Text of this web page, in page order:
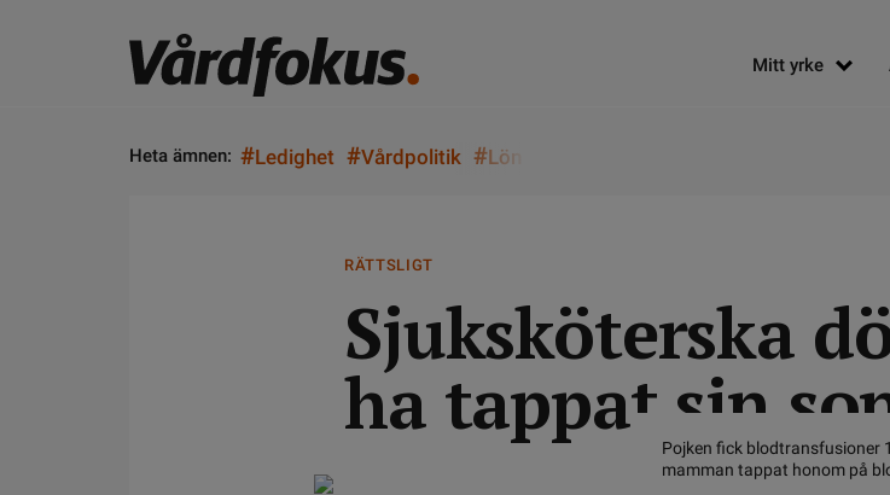
Mitt yrke
Heta ämnen: #Ledighet #Vårdpolitik #Lön
RÄTTSLIGT
Sjuksköterska
ha tappat sinPojken fick blodtransfusioner
mamman tappat honom på